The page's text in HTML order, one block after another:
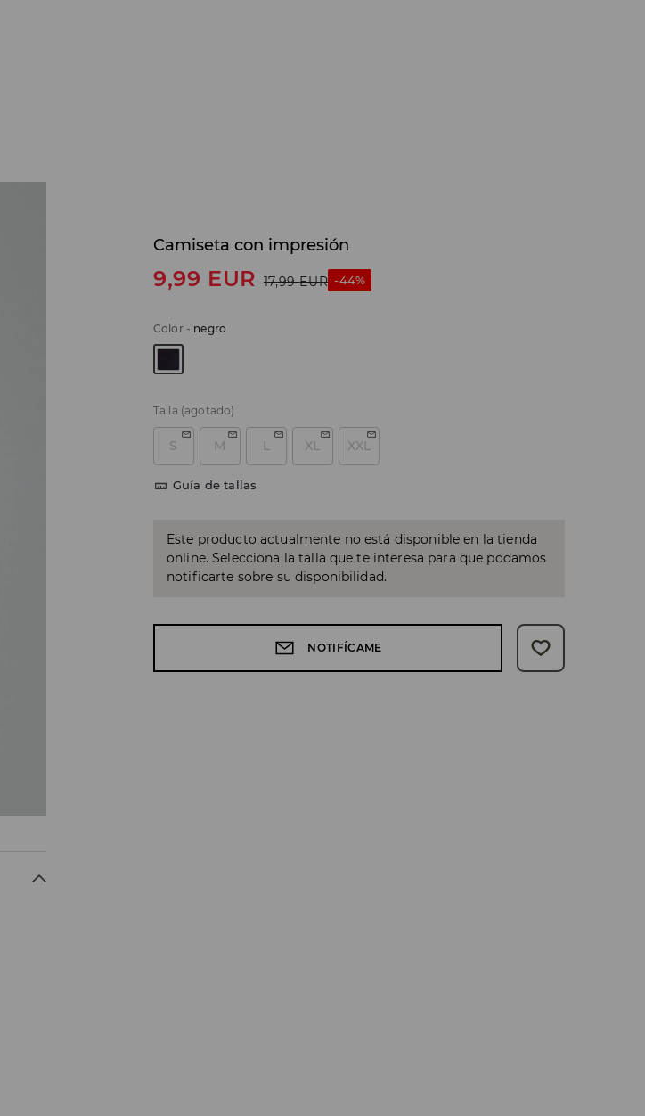
Camiseta con impresión
9,99 EUR 17,99 EUR -44%
Color- negro
Talla (agotado)
S M L XL XXL
Guía de tallas
Este producto actualmente no está disponible en la tienda
online. Selecciona la talla que te interesa para que podamos
notificarte sobre su disponibilidad.
NOTIFÍCAME